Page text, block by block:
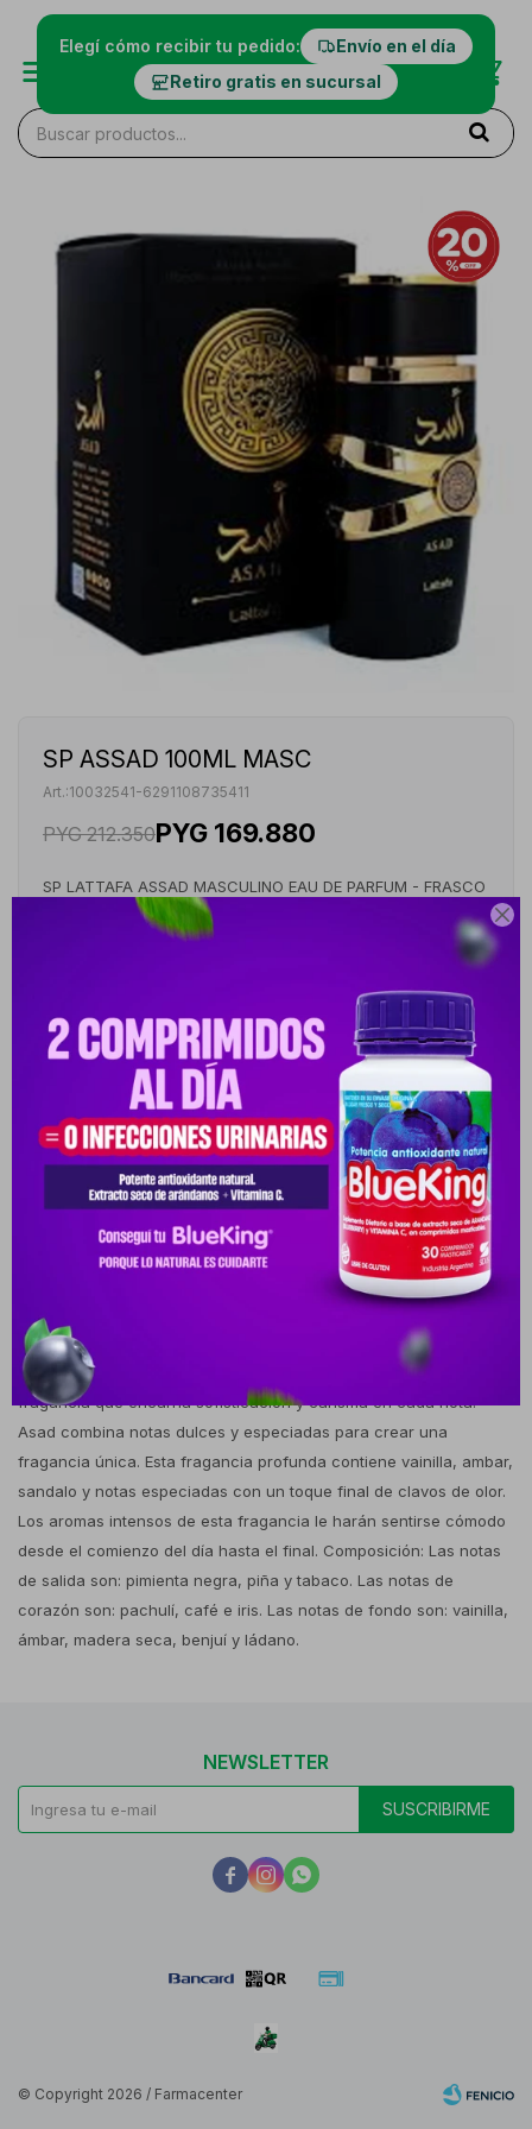

Elegí cómo recibir tu pedido:
Envío en el día
Retiro gratis en sucursal
SP ASSAD 100ML MASC
10032541-6291108735411
PYG 212.350PYG 169.880
SP LATTAFA ASSAD MASCULINO EAU DE PARFUM - FRASCO
Envíos
Cambios y Devoluciones
Medios de pago
Descripción
Deleite sus sentidos con el encanto cautivador de Asad, una
fragancia que encarna sofisticación y carisma en cada nota.
Asad combina notas dulces y especiadas para crear una
fragancia única. Esta fragancia profunda contiene vainilla, ambar,
sandalo y notas especiadas con un toque final de clavos de olor.
Los aromas intensos de esta fragancia le harán sentirse cómodo
desde el comienzo del día hasta el final. Composición: Las notas
de salida son: pimienta negra, piña y tabaco. Las notas de
corazón son: pachulí, café e iris. Las notas de fondo son: vainilla,
ámbar, madera seca, benjuí y ládano.
NEWSLETTER
SUSCRIBIRME
  
© Copyright 2026 / Farmacenter